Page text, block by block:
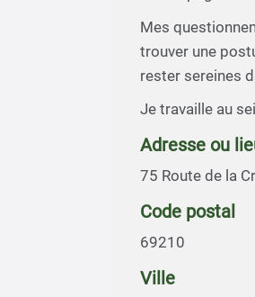
Mes
trouver une
rester sereines
Je travaille au
Adresse ou
75 Route de la
Code postal
69210
Ville